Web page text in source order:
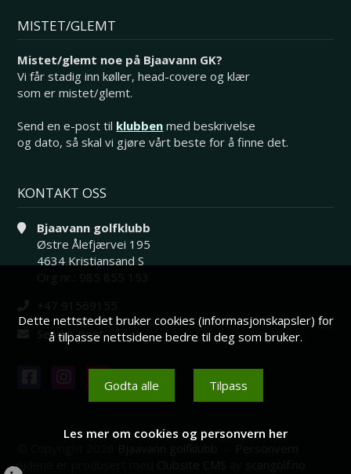
MISTET/GLEMT
Mistet/glemt noe på Bjaavann GK?
Vi får stadig inn køller, head-covere og klær
som er mistet/glemt.
Send en e-post til klubben med beskrivelse
og dato, så skal vi gjøre vårt beste for å finne det.
KONTAKT OSS
Bjaavann golfklubb
Østre Ålefjærvei 195
4634 Kristiansand S
Send e-post
Sidene er produsert med
Dette nettstedet bruker cookies (informasjonskapsler) for
å tilpasse nettsidene bedre til deg som bruker.
Godta alle Tilpass
Les mer om cookies og personvern her